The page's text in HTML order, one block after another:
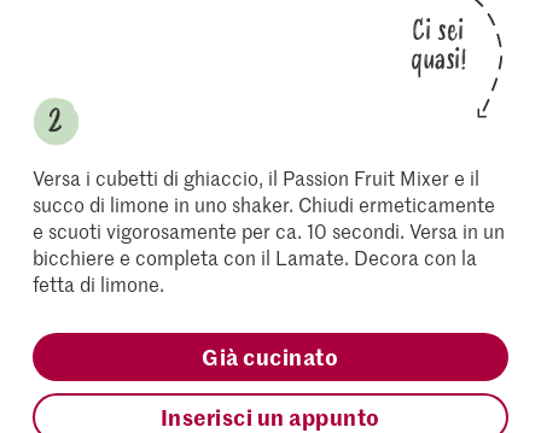
Ci sei
quasi!
Versa i cubetti di ghiaccio, il Passion Fruit Mixer e il
succo di limone in uno shaker. Chiudi ermeticamente
e scuoti vigorosamente per ca. 10 secondi. Versa in un
bicchiere e completa con il Lamate. Decora con la
fetta di limone.
Già cucinato
Inserisci un appunto